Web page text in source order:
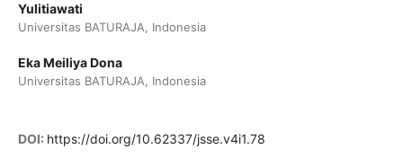
Yulitiawati
Universitas BATURAJA, Indonesia
Eka Meiliya Dona
Universitas BATURAJA, Indonesia
DOI: https://doi.org/10.62337/jsse.v4i1.78